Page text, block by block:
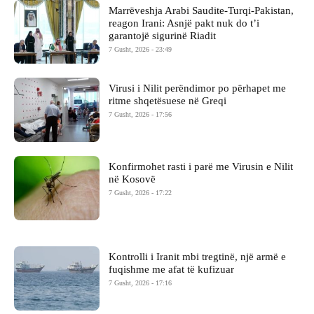
Marrëveshja Arabi Saudite-Turqi-Pakistan,
reagon Irani: Asnjë pakt nuk do t’i
garantojë sigurinë Riadit
7 Gusht, 2026 - 23:49
Virusi i Nilit perëndimor po përhapet me
ritme shqetësuese në Greqi
7 Gusht, 2026 - 17:56
Konfirmohet rasti i parë me Virusin e Nilit
në Kosovë
7 Gusht, 2026 - 17:22
Kontrolli i Iranit mbi tregtinë, një armë e
fuqishme me afat të kufizuar
7 Gusht, 2026 - 17:16